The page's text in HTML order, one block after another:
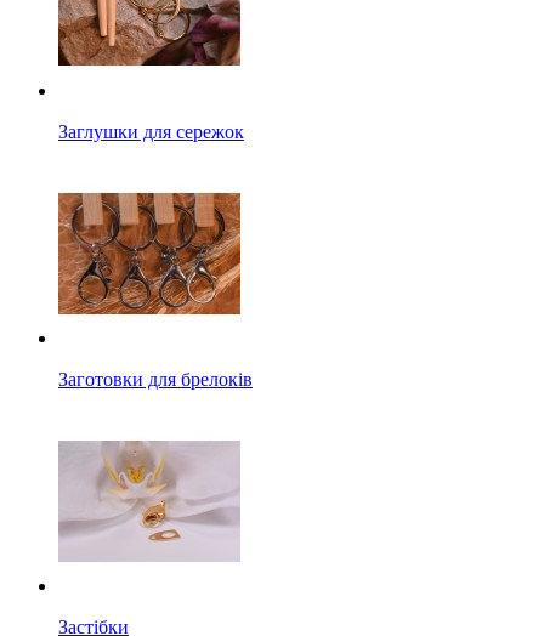
Заглушки для сережок
Заготовки для брелоків
Застібки